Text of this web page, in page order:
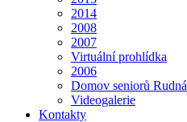
2014
2008
2007
Virtuální prohlídka
2006
Domov seniorů Rudná
Videogalerie
Kontakty